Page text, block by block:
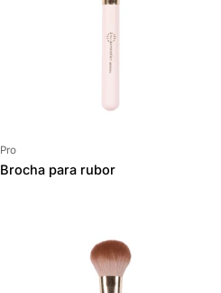
Proveedor:
Pro
Brocha para rubor